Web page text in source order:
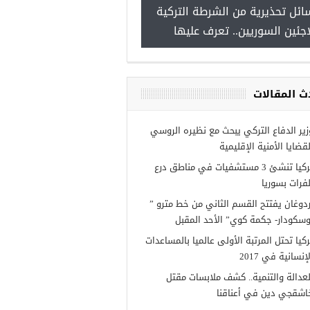
تحذيرية من الشرطة التركية
السوريين.. تعرف عليها
المقالات
الدفاع التركي يبحث مع نظيره الروسي
الأمنية الإقليمية
تركيا تنشئ 3 مستشفيات في مناطق درع
بسوريا
يفتتح القسم الثاني من خط مترو ”
جكمة كوي” الأحد المقبل
تحتل المرتبة الأولى عالميا بالمساعدات
في 2017
والتنمية.. كشف ملابسات مقتل
دين في أعناقنا